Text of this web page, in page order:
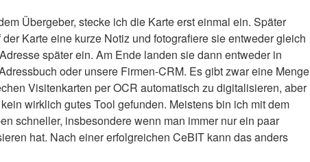
Übergeber, stecke ich die Karte erst einmal ein. Später
Karte eine kurze Notiz und fotografiere sie entweder gleich
später ein. Am Ende landen sie dann entweder in
oder unsere Firmen-CRM. Es gibt zwar eine Menge
Visitenkarten per OCR automatisch zu digitalisieren, aber
wirklich gutes Tool gefunden. Meistens bin ich mit dem
schneller, insbesondere wenn man immer nur ein paar
hat. Nach einer erfolgreichen CeBIT kann das anders